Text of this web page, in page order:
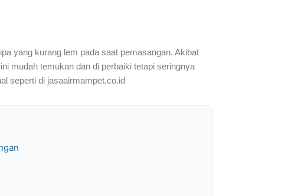
yang kurang lem pada saat pemasangan. Akibat
mudah temukan dan di perbaiki tetapi seringnya
seperti di jasaairmampet.co.id